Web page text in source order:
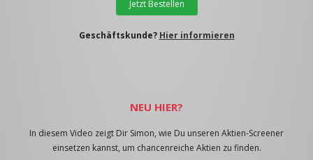
Jetzt Bestellen
Geschäftskunde? Hier informieren
NEU HIER?
In diesem Video zeigt Dir Simon, wie Du unseren Aktien-Screener
einsetzen kannst, um chancenreiche Aktien zu finden.